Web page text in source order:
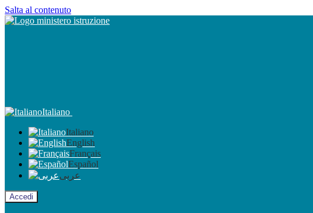
Salta al contenuto
Italiano
Italiano
English
Français
Español
عربى
Accedi